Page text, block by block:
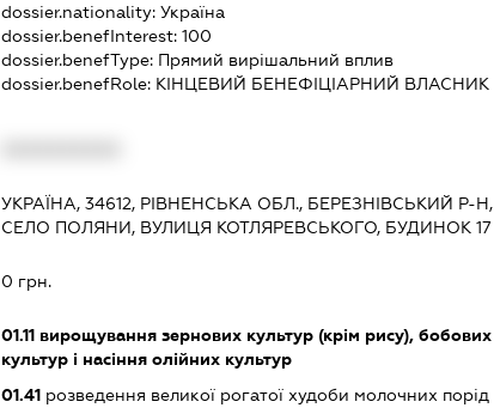
dossier.nationality: Україна
dossier.benefInterest: 100
dossier.benefType: Прямий вирішальний вплив
dossier.benefRole: КІНЦЕВИЙ БЕНЕФІЦІАРНИЙ ВЛАСНИК
УКРАЇНА, 34612, РІВНЕНСЬКА ОБЛ., БЕРЕЗНІВСЬКИЙ Р-Н,
СЕЛО ПОЛЯНИ, ВУЛИЦЯ КОТЛЯРЕВСЬКОГО, БУДИНОК 17
0 грн.
01.11вирощування зернових культур (крім рису), бобових
культур і насіння олійних культур
01.41розведення великої рогатої худоби молочних порід